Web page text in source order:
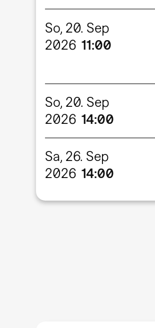
So, 20. Sep
2026 11:00
So, 20. Sep
2026 14:00
Sa, 26. Sep
2026 14:00